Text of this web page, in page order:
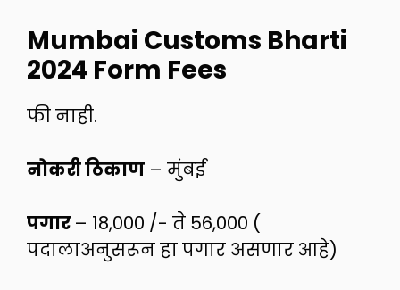
Mumbai Customs Bharti
2024 Form Fees
फी नाही.
नोकरी ठिकाण – मुंबई
पगार – 18,000 /- ते 56,000 (
पदालाअनुसरून हा पगार असणार आहे)